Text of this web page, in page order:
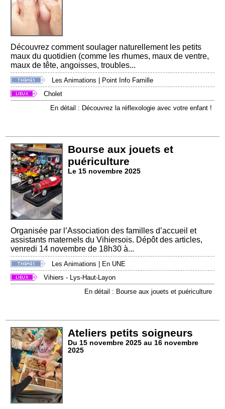
Découvrez comment soulager naturellement les petits
maux du quotidien (comme les rhumes, maux de ventre,
maux de tête, angoisses, troubles...
Les Animations
Point Info Famille
Cholet
En détail : Découvrez la réflexologie avec votre enfant !
Bourse aux jouets et
puériculture
Le 15 novembre 2025
Organisée par l’Association des familles d’accueil et
assistants maternels du Vihiersois. Dépôt des articles,
venredi 14 novembre de 18h30 à...
Les Animations | En UNE
Vihiers - Lys-Haut-Layon
En détail : Bourse aux jouets et puériculture
Ateliers petits soigneurs
Du 15 novembre 2025 au 16 novembre
2025